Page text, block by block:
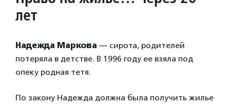
лет
Надежда Маркова — сирота, родителей
потеряла в детстве. В 1996 году ее взяла под
опеку родная тетя.
По закону Надежда должна была получить жилье